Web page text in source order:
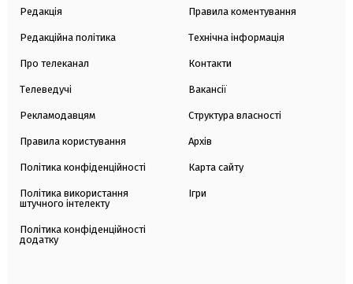
Редакція
Редакційна політика
Про телеканал
Телеведучі
Рекламодавцям
Правила користування
Політика конфіденційності
Політика використання
штучного інтелекту
Політика конфіденційності
додатку
Правила коментування
Технічна інформація
Контакти
Вакансії
Структура власності
Архів
Карта сайту
Ігри